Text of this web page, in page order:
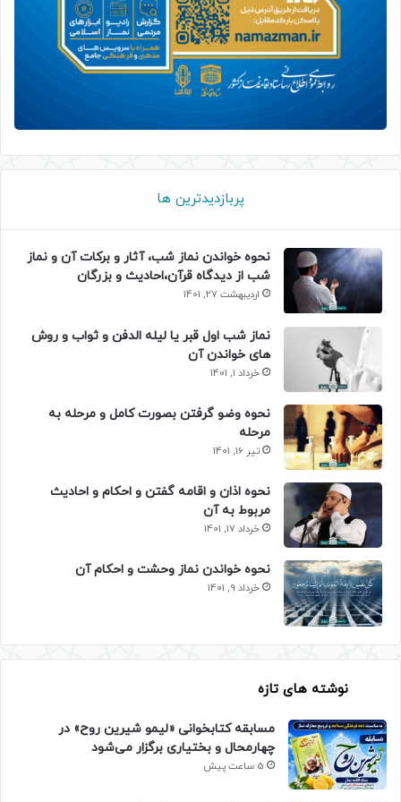
پربازدیدترین ها
نحوه خواندن نماز شب، آثار و برکات آن و نماز
شب از دیدگاه قرآن،احادیث و بزرگان
اردیبهشت 27, 1401
نماز شب اول قبر یا لیله الدفن و ثواب و روش
های خواندن آن
خرداد 1, 1401
نحوه وضو گرفتن بصورت کامل و مرحله به
مرحله
تیر 16, 1401
نحوه اذان و اقامه گفتن و احکام و احادیث
مربوط به آن
خرداد 17, 1401
نحوه خواندن نماز وحشت و احکام آن
خرداد 9, 1401
نوشته های تازه
مسابقه کتابخوانی «لیمو شیرین روح» در
چهارمحال و بختیاری برگزار می‌شود
5 ساعت پیش